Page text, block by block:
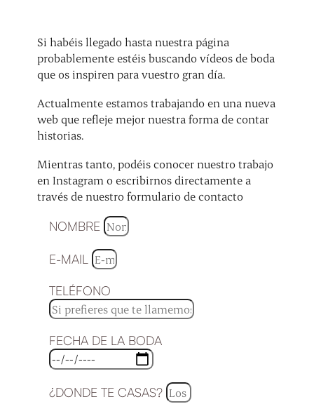
Si habéis llegado hasta nuestra página
probablemente estéis buscando vídeos de boda
que os inspiren para vuestro gran día.
Actualmente estamos trabajando en una nueva
web que refleje mejor nuestra forma de contar
historias.
Mientras tanto, podéis conocer nuestro trabajo
en Instagram o escribirnos directamente a
través de nuestro formulario de contacto
NOMBRE
E-MAIL
TELÉFONO
FECHA DE LA BODA
¿DONDE TE CASAS?